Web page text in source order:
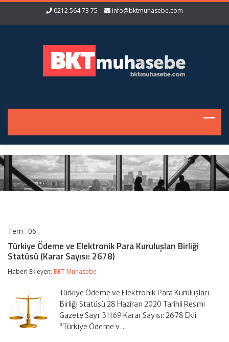
0212 564 73 75 info@bktmuhasebe.com
Tem 06
ve
Elektronik
Kuruluşları
Statüsü
(Karar
Sayısı:
2678)
Türkiye Ödeme ve Elektronik Para Kuruluşları Birliği
Statüsü (Karar Sayısı: 2678)
Haberi Ekleyen: BKT Muhasebe
Türkiye Ödeme ve Elektronik Para Kuruluşları
Birliği Statüsü 28 Haziran 2020 Tarihli Resmi
Gazete Sayı: 31169 Karar Sayısı: 2678 Ekli
“Türkiye Ödeme v…